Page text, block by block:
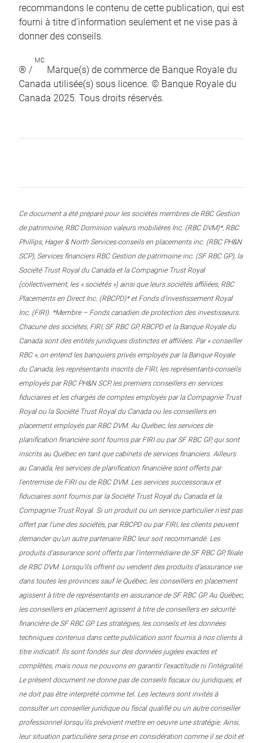
recommandons le contenu de cette publication, qui est
fourni à titre d’information seulement et ne vise pas à
donner des conseils.
® /
MC
Marque(s) de commerce de Banque Royale du
Canada utilisée(s) sous licence. © Banque Royale du
Canada 2025. Tous droits réservés.
Ce document a été préparé pour les sociétés membres de RBC Gestion
de patrimoine, RBC Dominion valeurs mobilières Inc. (RBC DVM)*, RBC
Phillips, Hager & North Services-conseils en placements inc. (RBC PH&N
SCP), Services financiers RBC Gestion de patrimoine inc. (SF RBC GP), la
Société Trust Royal du Canada et la Compagnie Trust Royal
(collectivement, les « sociétés ») ainsi que leurs sociétés affiliées, RBC
Placements en Direct Inc. (RBCPD)* et Fonds d’investissement Royal
Inc. (FIRI). *Membre – Fonds canadien de protection des investisseurs.
Chacune des sociétés, FIRI, SF RBC GP, RBCPD et la Banque Royale du
Canada sont des entités juridiques distinctes et affiliées. Par « conseiller
RBC », on entend les banquiers privés employés par la Banque Royale
du Canada, les représentants inscrits de FIRI, les représentants-conseils
employés par RBC PH&N SCP, les premiers conseillers en services
fiduciaires et les chargés de comptes employés par la Compagnie Trust
Royal ou la Société Trust Royal du Canada ou les conseillers en
placement employés par RBC DVM. Au Québec, les services de
planification financière sont fournis par FIRI ou par SF RBC GP, qui sont
inscrits au Québec en tant que cabinets de services financiers. Ailleurs
au Canada, les services de planification financière sont offerts par
l’entremise de FIRI ou de RBC DVM. Les services successoraux et
fiduciaires sont fournis par la Société Trust Royal du Canada et la
Compagnie Trust Royal. Si un produit ou un service particulier n’est pas
offert par l’une des sociétés, par RBCPD ou par FIRI, les clients peuvent
demander qu’un autre partenaire RBC leur soit recommandé. Les
produits d’assurance sont offerts par l’intermédiaire de SF RBC GP, filiale
de RBC DVM. Lorsqu’ils offrent ou vendent des produits d’assurance vie
dans toutes les provinces sauf le Québec, les conseillers en placement
agissent à titre de représentants en assurance de SF RBC GP. Au Québec,
les conseillers en placement agissent à titre de conseillers en sécurité
financière de SF RBC GP. Les stratégies, les conseils et les données
techniques contenus dans cette publication sont fournis à nos clients à
titre indicatif. Ils sont fondés sur des données jugées exactes et
complètes, mais nous ne pouvons en garantir l’exactitude ni l’intégralité.
Le présent document ne donne pas de conseils fiscaux ou juridiques, et
ne doit pas être interprété comme tel. Les lecteurs sont invités à
consulter un conseiller juridique ou fiscal qualifié ou un autre conseiller
professionnel lorsqu’ils prévoient mettre en oeuvre une stratégie. Ainsi,
leur situation particulière sera prise en considération comme il se doit et